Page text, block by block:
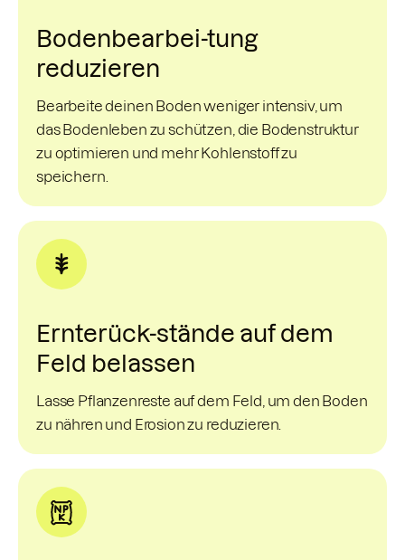
Bodenbearbei-tung
reduzieren
Bearbeite deinen Boden weniger intensiv, um
das Bodenleben zu schützen, die Bodenstruktur
zu optimieren und mehr Kohlenstoff zu
speichern.
Ernterück-stände auf dem
Feld belassen
Lasse Pflanzenreste auf dem Feld, um den Boden
zu nähren und Erosion zu reduzieren.